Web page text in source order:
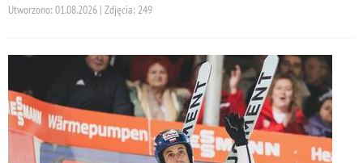
Utworzono: 01.08.2026 | Zdjęcia: 249